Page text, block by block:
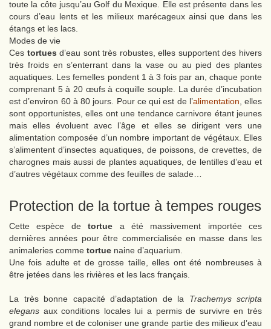
toute la côte jusqu’au Golf du Mexique. Elle est présente dans les
cours d’eau lents et les milieux marécageux ainsi que dans les
étangs et les lacs.
Modes de vie
Ces tortues d’eau sont très robustes, elles supportent des hivers
très froids en s’enterrant dans la vase ou au pied des plantes
aquatiques. Les femelles pondent 1 à 3 fois par an, chaque ponte
comprenant 5 à 20 œufs à coquille souple. La durée d’incubation
est d’environ 60 à 80 jours. Pour ce qui est de l’alimentation , elles
sont opportunistes, elles ont une tendance carnivore étant jeunes
mais elles évoluent avec l’âge et elles se dirigent vers une
alimentation composée d’un nombre important de végétaux. Elles
s’alimentent d’insectes aquatiques, de poissons, de crevettes, de
charognes mais aussi de plantes aquatiques, de lentilles d’eau et
d’autres végétaux comme des feuilles de salade…
Protection de la tortue à tempes rouges
Cette espèce detortue a été massivement importée ces
dernières années pour être commercialisée en masse dans les
animaleries comme tortue naine d’aquarium.
Une fois adulte et de grosse taille, elles ont été nombreuses à
être jetées dans les rivières et les lacs français.
La très bonne capacité d’adaptation de la Trachemys scripta
elegans aux conditions locales lui a permis de survivre en très
grand nombre et de coloniser une grande partie des milieux d’eau